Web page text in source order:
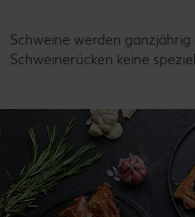
Schweine werden
Schweinerücken keine